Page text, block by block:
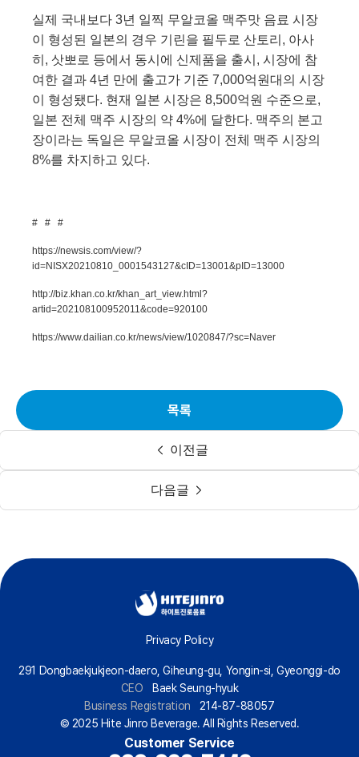
실제 국내보다 3년 일찍 무알코올 맥주맛 음료 시장
이 형성된 일본의 경우 기린을 필두로 산토리 , 아사
히 , 삿뽀로 등에서 동시에 신제품을 출시 , 시장에 참
여한 결과 4년 만에 출고가 기준 7,000억원대의 시장
이 형성됐다. 현재 일본 시장은 8,500억원 수준으로,
일본 전체 맥주 시장의 약 4%에 달한다. 맥주의 본고
장이라는 독일은 무알코올 시장이 전체 맥주 시장의
8%를 차지하고 있다.
# # #
https://newsis.com/view/?
id=NISX20210810_0001543127&cID=13001&pID=13000
http://biz.khan.co.kr/khan_art_view.html?
artid=202108100952011&code=920100
https://www.dailian.co.kr/news/view/1020847/?sc=Naver
이전글
목록
다음글
Privacy Policy
291 Dongbaekjukjeon-daero, Giheung-gu, Yongin-si, Gyeonggi-do
CEO
Baek Seung-hyuk
Business Registration
214-87-88057
© 2025 Hite Jinro Beverage. All Rights Reserved.
Customer Service